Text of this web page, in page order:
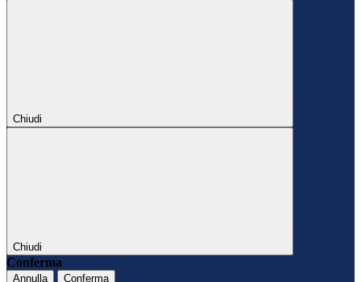
Chiudi
Chiudi
Conferma
Annulla Conferma